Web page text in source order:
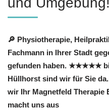
🔎 Physiotherapie,
Fachmann in Ihrer Stadt
gefunden haben. ★★★★★
Hüllhorst sind wir für Sie
wir Ihr Magnetfeld Therapie
macht uns aus